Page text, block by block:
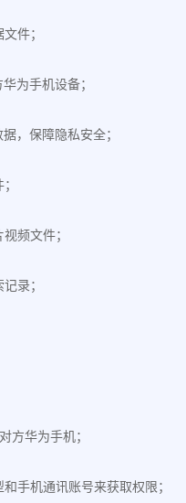
件；
为手机设备；
，保障隐私安全；
频文件；
录；
方华为手机；
手机通讯账号来获取权限；